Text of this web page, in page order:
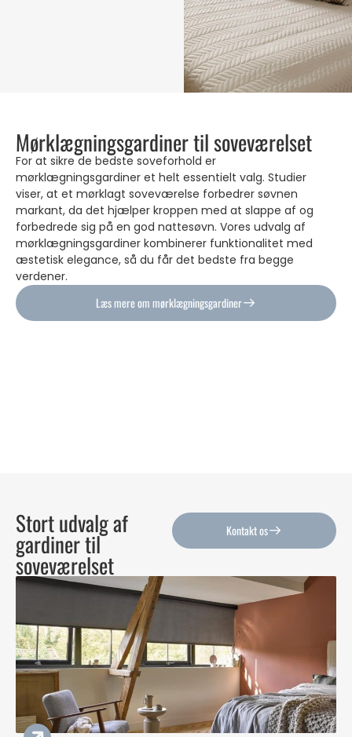
Mørklægningsgardiner til soveværelset
For at sikre de bedste soveforhold er
mørklægningsgardiner et helt essentielt valg. Studier
viser, at et mørklagt soveværelse forbedrer søvnen
markant, da det hjælper kroppen med at slappe af og
forbedrede sig på en god nattesøvn. Vores udvalg af
mørklægningsgardiner kombinerer funktionalitet med
æstetisk elegance, så du får det bedste fra begge
verdener.
Læs mere om mørklægningsgardiner
Stort udvalg af
gardiner til
soveværelset
Kontakt os